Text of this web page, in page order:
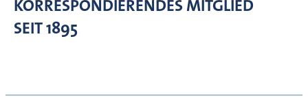
KORRESPONDIERENDES MITGLIED
SEIT 1895